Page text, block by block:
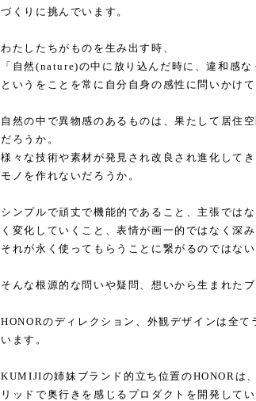
づくりに挑んでいます。
わたしたちがものを生み出す時、
「自然(nature)の中に放り込んだ時に、違和感
というをことを常に自分自身の感性に問いかけて
自然の中で異物感のあるものは、果たして居住
だろうか。
様々な技術や素材が発見され改良され進化して
モノを作れないだろうか。
シンプルで頑丈で機能的であること、主張では
く変化していくこと、表情が画一的ではなく深み
それが永く使ってもらうことに繋がるのではない
そんな根源的な問いや疑問、想いから生まれたブ
HONORのディレクション、外観デザインは全
います。
KUMIJIの姉妹ブランド的立ち位置のHONORは
リッドで奥行きを感じるプロダクトを開発してい